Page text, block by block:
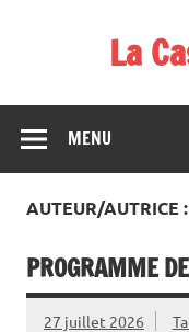
La
MENU
AUTEUR/AUTRICE :
PROGRAMME
27 juillet 2026